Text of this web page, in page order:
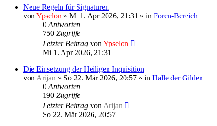
Neue Regeln für Signaturen
von Ypselon » Mi 1. Apr 2026, 21:31 » in Foren-Bereich
0 Antworten
750 Zugriffe
Letzter Beitrag von Ypselon
Mi 1. Apr 2026, 21:31
Die Einsetzung der Heiligen Inquisition
von Arijan » So 22. Mär 2026, 20:57 » in Halle der Gilden
0 Antworten
190 Zugriffe
Letzter Beitrag von Arijan
So 22. Mär 2026, 20:57